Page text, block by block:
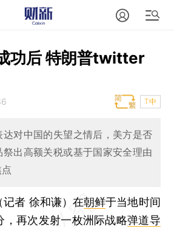
功后 特朗普twitter
T中
对中国的失望之情后，美方是否
出高额关税或基于国家安全理由
记者 徐和谦） 在朝鲜于当地时间
，再次发射一枚洲际战略弹道导